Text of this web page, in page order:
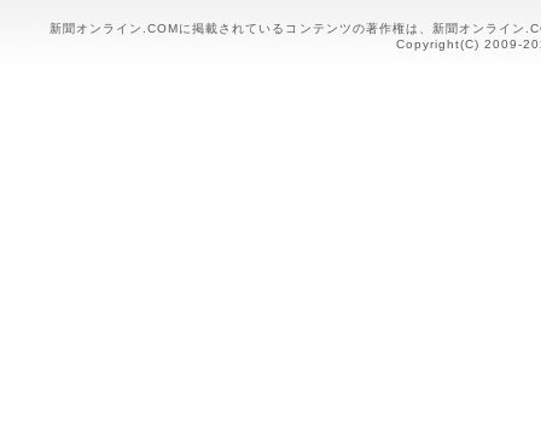
新聞オンライン.COMに掲載されているコンテンツの著作権は、新聞オンライン
Copyright(C) 2009-